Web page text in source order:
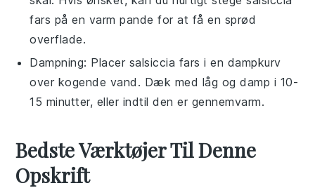
fars på en varm pande for at få en sprød
overflade.
Dampning: Placer salsiccia fars i en dampkurv
over kogende vand. Dæk med låg og damp i 10-
15 minutter, eller indtil den er gennemvarm.
Bedste Værktøjer Til Denne
Opskrift